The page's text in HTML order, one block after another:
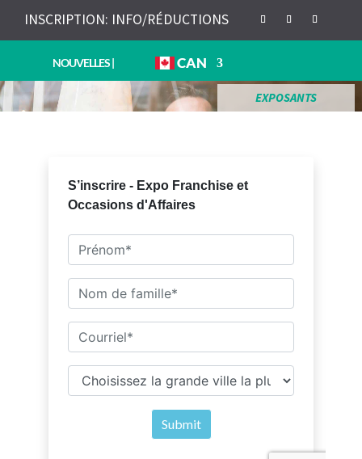
INSCRIPTION: INFO/RÉDUCTIONS
NOUVELLES| CAN
EXPOSANTS